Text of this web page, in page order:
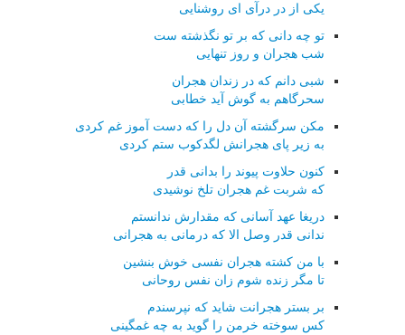
یکی از در درآی ای روشنایی
تو چه دانی که بر تو نگذشته ست
شب هجران و روز تنهایی
شبی دانم که در زندان هجران
سحرگاهم به گوش آید خطابی
مکن سرگشته آن دل را که دست آموز غم کردی
به زیر پای هجرانش لگدکوب ستم کردی
کنون حلاوت پیوند را بدانی قدر
که شربت غم هجران تلخ نوشیدی
دریغا عهد آسانی که مقدارش ندانستم
ندانی قدر وصل الا که درمانی به هجرانی
با من کشته هجران نفسی خوش بنشین
تا مگر زنده شوم زان نفس روحانی
بر بستر هجرانت شاید که نپرسندم
کس سوخته خرمن را گوید به چه غمگینی